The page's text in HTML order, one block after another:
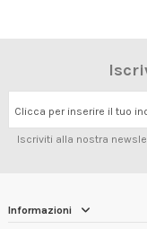
Clicca per inserire il tuo
Iscriviti alla nostra
Informazioni